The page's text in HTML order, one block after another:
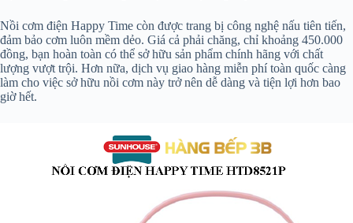
Nồi cơm điện Happy Time còn được trang bị công nghệ nấu tiên tiến,
đảm bảo cơm luôn mềm dẻo. Giá cả phải chăng, chỉ khoảng 450.000
đồng, bạn hoàn toàn có thể sở hữu sản phẩm chính hãng với chất
lượng vượt trội. Hơn nữa, dịch vụ giao hàng miễn phí toàn quốc càng
làm cho việc sở hữu nồi cơm này trở nên dễ dàng và tiện lợi hơn bao
giờ hết.